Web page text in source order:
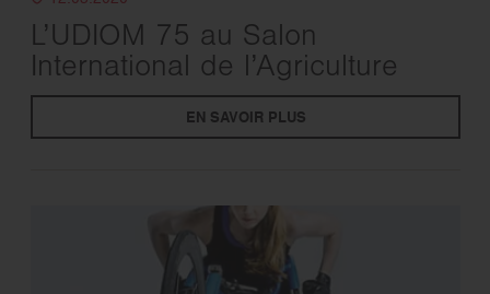
L’UDIOM 75 au Salon
International de l’Agriculture
EN SAVOIR PLUS